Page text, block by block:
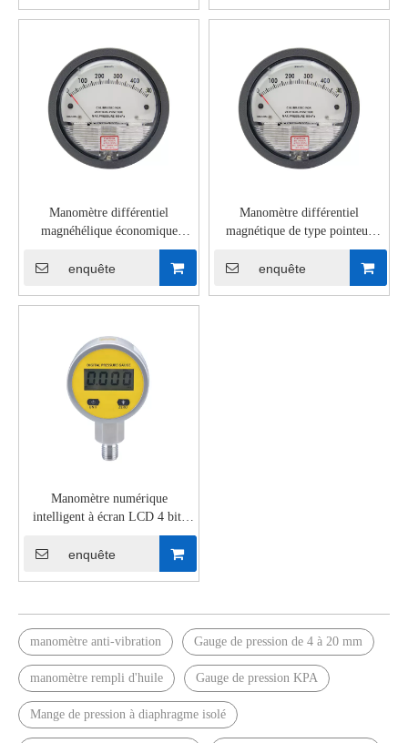
Manomètre différentiel
magnéhélique économique
HP2000 avec indicateur pointeur
enquête
Manomètre différentiel
magnétique de type pointeur
enquête
Manomètre numérique
intelligent à écran LCD 4 bits
enquête
manomètre anti-vibration Gauge de pression de 4 à 20 mm
manomètre rempli d'huile Gauge de pression KPA
Mange de pression à diaphragme isolé